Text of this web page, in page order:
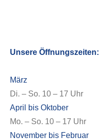
Unsere Öffnungszeiten:
März
Di. – So. 10 – 17 Uhr
April bis Oktober
Mo. – So. 10 – 17 Uhr
November bis Februar